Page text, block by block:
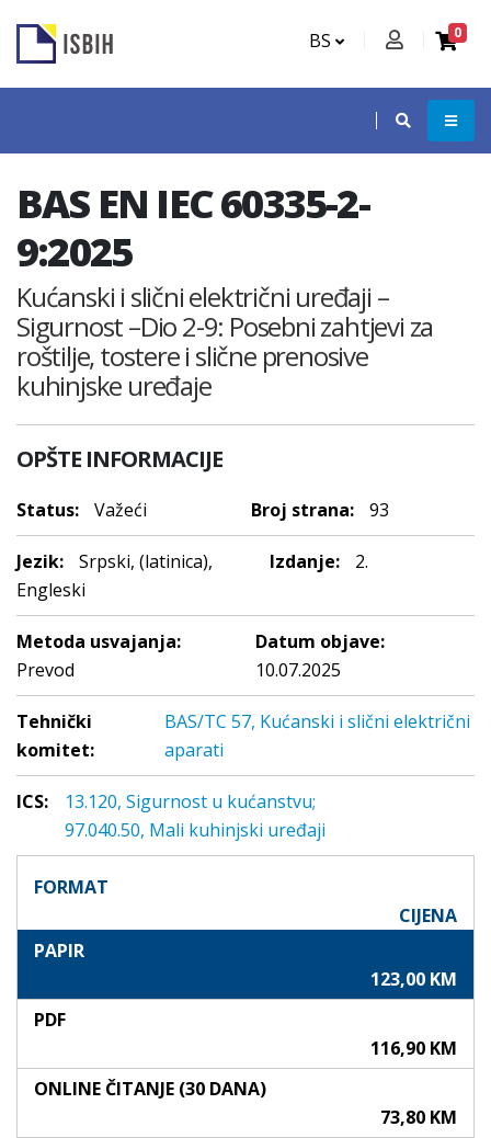
BS 0
BAS EN IEC 60335-2-
9:2025
Kućanski i slični električni uređaji –
Sigurnost –Dio 2-9: Posebni zahtjevi za
roštilje, tostere i slične prenosive
kuhinjske uređaje
OPŠTE INFORMACIJE
Status: Važeći Broj strana: 93
Jezik:
Srpski, (latinica),
Engleski
Izdanje: 2.
Metoda usvajanja:
Prevod
Datum objave:
10.07.2025
Tehnički
komitet:
BAS/TC 57, Kućanski i slični električni
aparati
ICS:
13.120, Sigurnost u kućanstvu;
97.040.50, Mali kuhinjski uređaji
FORMAT
CIJENA
PAPIR
123,00 KM
PDF
116,90 KM
ONLINE ČITANJE (30 DANA)
73,80 KM